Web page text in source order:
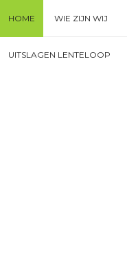
to
content
HOME WIE ZIJN WIJ
UITSLAGEN LENTELOOP